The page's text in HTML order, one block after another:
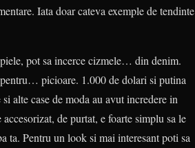
Iata doar cateva exemple de tendinte
pot sa incerce cizmele… din denim.
picioare. 1.000 de dolari si putina
alte case de moda au avut incredere in
de purtat, e foarte simplu sa le
ta. Pentru un look si mai interesant poti sa